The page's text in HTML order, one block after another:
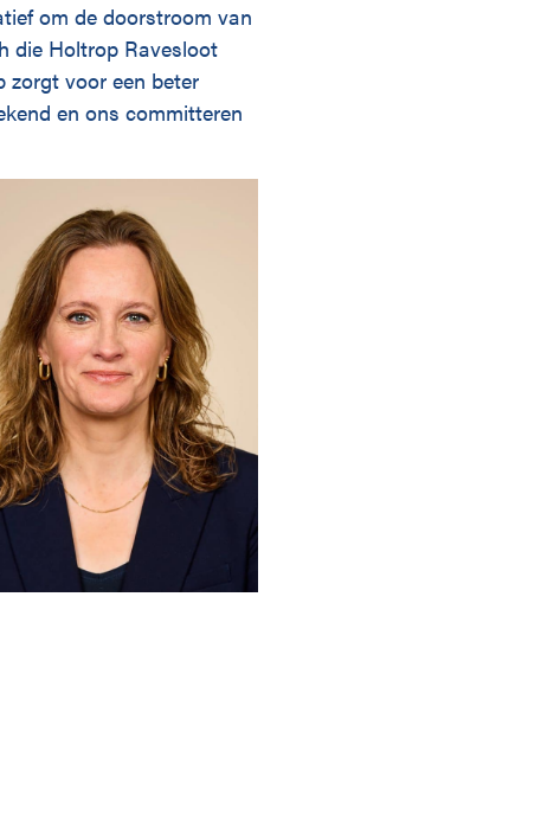
om de doorstroom van
die Holtrop Ravesloot
zorgt voor een beter
en ons committeren